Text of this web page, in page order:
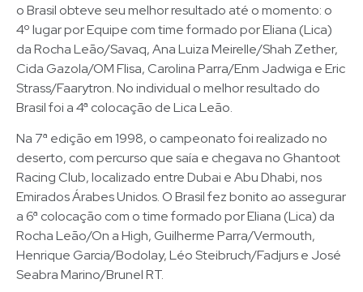
o Brasil obteve seu melhor resultado até o momento: o
4º lugar por Equipe com time formado por Eliana (Lica)
da Rocha Leão/Savaq, Ana Luiza Meirelle/Shah Zether,
Cida Gazola/OM Flisa, Carolina Parra/Enm Jadwiga e Eric
Strass/Faarytron. No individual o melhor resultado do
Brasil foi a 4ª colocação de Lica Leão.
Na 7ª edição em 1998, o campeonato foi realizado no
deserto, com percurso que saía e chegava no Ghantoot
Racing Club, localizado entre Dubai e Abu Dhabi, nos
Emirados Árabes Unidos. O Brasil fez bonito ao assegurar
a 6ª colocação com o time formado por Eliana (Lica) da
Rocha Leão/On a High, Guilherme Parra/Vermouth,
Henrique Garcia/Bodolay, Léo Steibruch/Fadjurs e José
Seabra Marino/Brunel RT.